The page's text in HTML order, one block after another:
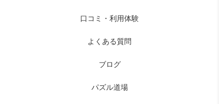
口コミ・利用体験
よくある質問
ブログ
パズル道場